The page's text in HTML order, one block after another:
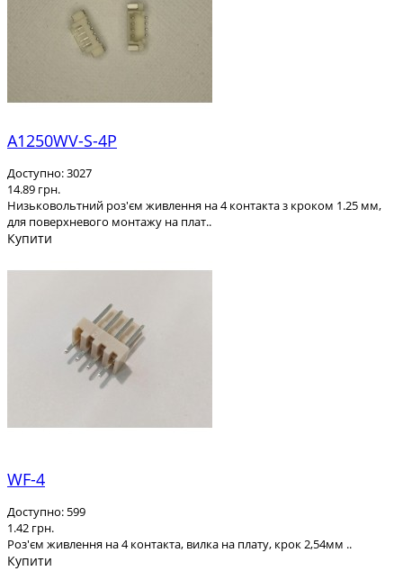
A1250WV-S-4P
Доступно: 3027
14.89 грн.
Низьковольтний роз'єм живлення на 4 контакта з кроком 1.25 мм,
для поверхневого монтажу на плат..
Купити
WF-4
Доступно: 599
1.42 грн.
Роз'єм живлення на 4 контакта, вилка на плату, крок 2,54мм ..
Купити